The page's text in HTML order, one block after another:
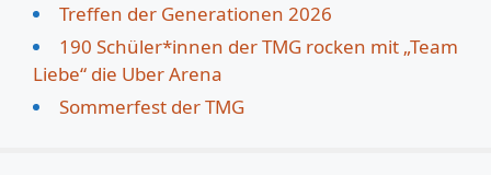
Treffen der Generationen 2026
190 Schüler*innen der TMG rocken mit „Team
Liebe“ die Uber Arena
Sommerfest der TMG